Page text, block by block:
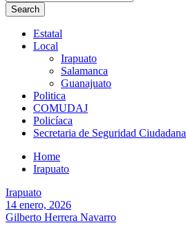
Search
Estatal
Local
Irapuato
Salamanca
Guanajuato
Politica
COMUDAJ
Policíaca
Secretaria de Seguridad Ciudadana
Home
Irapuato
Irapuato
14 enero, 2026
Gilberto Herrera Navarro